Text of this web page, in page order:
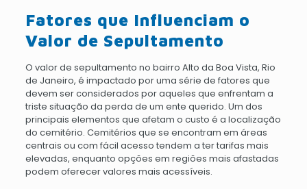
Fatores que Influenciam o
Valor de Sepultamento
O valor de sepultamento no bairro Alto da Boa Vista, Rio
de Janeiro, é impactado por uma série de fatores que
devem ser considerados por aqueles que enfrentam a
triste situação da perda de um ente querido. Um dos
principais elementos que afetam o custo é a localização
do cemitério. Cemitérios que se encontram em áreas
centrais ou com fácil acesso tendem a ter tarifas mais
elevadas, enquanto opções em regiões mais afastadas
podem oferecer valores mais acessíveis.